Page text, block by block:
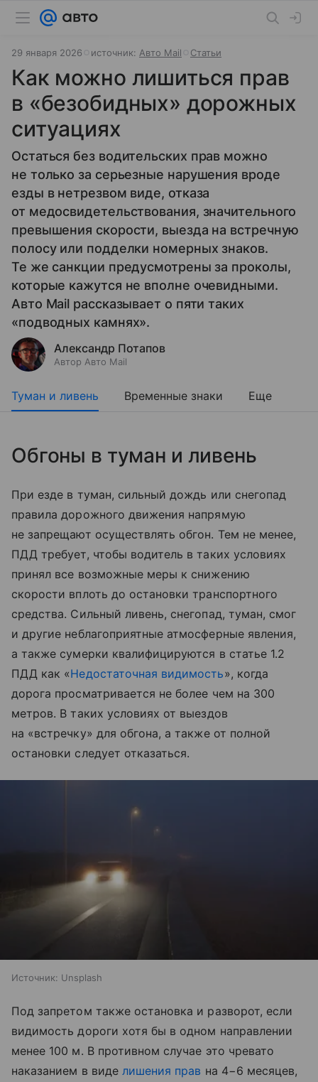
29 января 2026 источник: Авто Mail Статьи
Как можно лишиться прав
в «безобидных» дорожных
ситуациях
Остаться без водительских прав можно
не только за серьезные нарушения вроде
езды в нетрезвом виде, отказа
от медосвидетельствования, значительного
превышения скорости, выезда на встречную
полосу или подделки номерных знаков.
Те же санкции предусмотрены за проколы,
которые кажутся не вполне очевидными.
Авто Mail рассказывает о пяти таких
«подводных камнях».
Александр Потапов
Автор Авто Mail
Туман и ливень Временные знаки Еще
Обгоны в туман и ливень
При езде в туман, сильный дождь или снегопад
правила дорожного движения напрямую
не запрещают осуществлять обгон. Тем не менее,
ПДД требует, чтобы водитель в таких условиях
принял все возможные меры к снижению
скорости вплоть до остановки транспортного
средства. Сильный ливень, снегопад, туман, смог
и другие неблагоприятные атмосферные явления,
а также сумерки квалифицируются в статье 1.2
ПДД как «Недостаточная видимость», когда
дорога просматривается не более чем на 300
метров. В таких условиях от выездов
на «встречку» для обгона, а также от полной
остановки следует отказаться.
Источник: Unsplash
Под запретом также остановка и разворот, если
видимость дороги хотя бы в одном направлении
менее 100 м. В противном случае это чревато
наказанием в виде лишения прав на 4−6 месяцев,